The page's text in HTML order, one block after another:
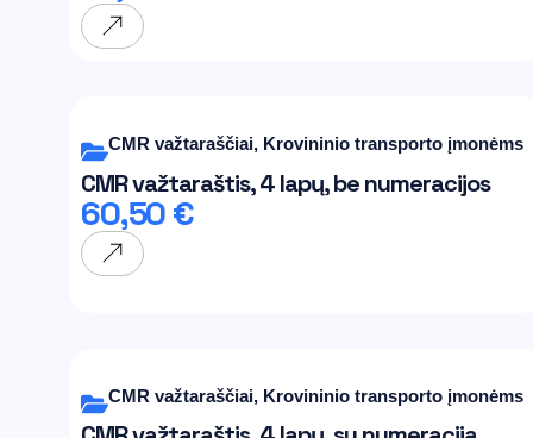
CMR važtaraščiai, Krovininio transporto įmonėms
CMR važtaraštis, 4 lapų, be numeracijos
60,50€
CMR važtaraščiai, Krovininio transporto įmonėms